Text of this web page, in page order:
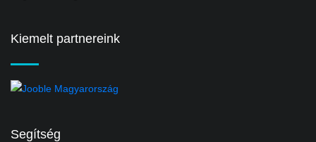
Kiemelt partnereink
Segítség